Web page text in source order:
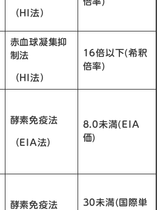
（HI法）
赤血球凝集抑
制法
（HI法）
16倍以下(希釈
倍率)
酵素免疫法
（EIA法）
8.0未満(EIA
価)
酵素免疫法
30未満(国際単